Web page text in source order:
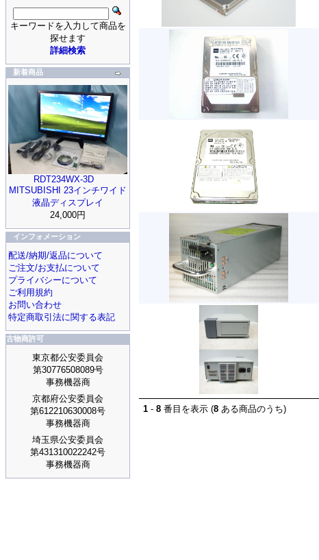
キーワードを入力して商品を
探せます
詳細検索
新着商品
RDT234WX-3D
MITSUBISHI 23インチワイド
液晶ディスプレイ
24,000円
インフォメーション
配送/納期/返品について
ご注文/お支払について
プライバシーについて
ご利用規約
お問い合わせ
特定商取引法に関する表記
古物商許可
東京都公安委員会
第30776508089号
事務機器商
京都府公安委員会
第612210630008号
事務機器商
埼玉県公安委員会
第431310022242号
事務機器商
1 - 8 番目を表示 (8 ある商品のうち)